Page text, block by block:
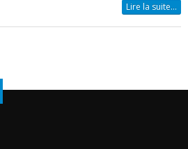
Lire la suite…